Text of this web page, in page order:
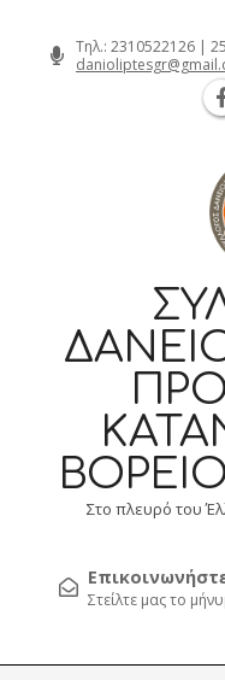
Τηλ.: 2310522126 |
Στο πλευρό του
Στείλτε μας το
Navigation